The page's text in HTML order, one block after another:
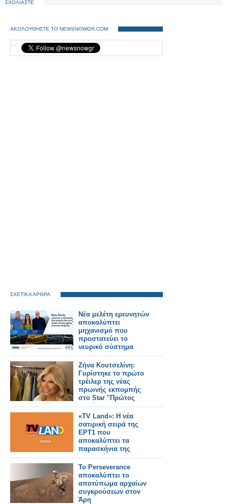
ΣΧΟΛΙΑΣΤΕ
ΑΚΟΛΟΥΘΗΣΤΕ ΤΟ NEWSNOWGR.COM
ΣΧΕΤΙΚΑ ΑΡΘΡΑ
Νέα μελέτη ερευνητών
αποκαλύπτει
μηχανισμό που
προστατεύει το
νευρικό σύστημα
κατά τη γήρανση και
προάγει τη μακροζωία
Ζήνα Κουτσελίνη:
Γυρίστηκε το πρώτο
τρέιλερ της νέας
πρωινής εκπομπής
στο Star "Πρώτος
Καφές"
«TV Land»: Η νέα
σατιρική σειρά της
ΕΡΤ1 που
αποκαλύπτει τα
παρασκήνια της
ελληνικής τηλεόρασης
- Δείτε το τρέιλερ
Το Perseverance
αποκαλύπτει το
αποτύπωμα αρχαίων
συγκρούσεων στον
Άρη